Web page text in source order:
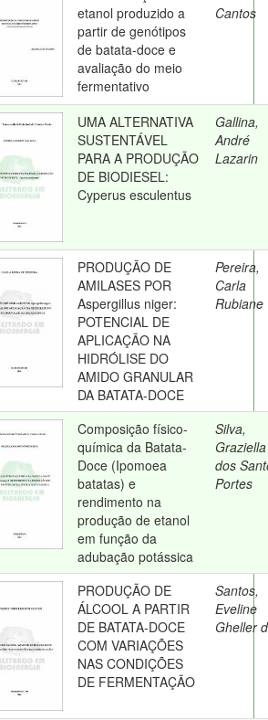
etanol produzido a
partir de genótipos
de batata-doce e
avaliação do meio
fermentativo
Cantos
UMA ALTERNATIVA
SUSTENTÁVEL
PARA A PRODUÇÃO
DE BIODIESEL:
Cyperus esculentus
Gallina,
André
Lazarin
PRODUÇÃO DE
AMILASES POR
Aspergillus niger:
POTENCIAL DE
APLICAÇÃO NA
HIDRÓLISE DO
AMIDO GRANULAR
DA BATATA-DOCE
Pereira,
Carla
Rubiane
Composição físico-
química da Batata-
Doce (Ipomoea
batatas) e
rendimento na
produção de etanol
em função da
adubação potássica
Silva,
Graziella
dos
Portes
PRODUÇÃO DE
ÁLCOOL A PARTIR
DE BATATA-DOCE
COM VARIAÇÕES
NAS CONDIÇÕES
DE FERMENTAÇÃO
Santos,
Eveline
Gheller